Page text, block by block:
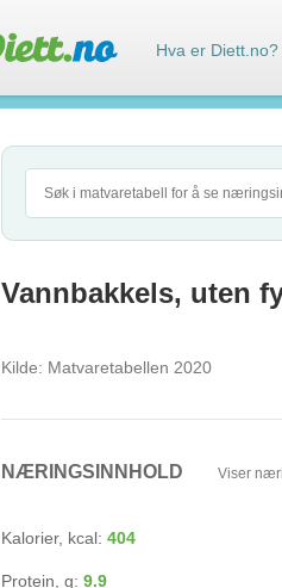
Vannbakkels, uten
Kilde: Matvaretabellen 2020
NÆRINGSINNHOLD Viser
Kalorier, kcal: 404
Protein, g: 9.9
Hva er Diett.no?